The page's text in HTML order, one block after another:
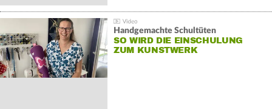
Handgemachte Schultüten
SO WIRD DIE EINSCHULUNG
ZUM KUNSTWERK